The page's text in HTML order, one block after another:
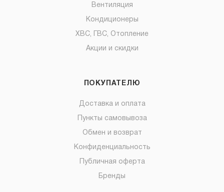
Вентиляция
Кондиционеры
ХВС, ГВС, Отопление
Акции и скидки
ПОКУПАТЕЛЮ
Доставка и оплата
Пункты самовывоза
Обмен и возврат
Конфиденциальность
Публичная оферта
Бренды